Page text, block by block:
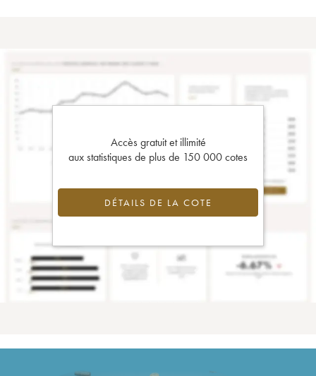
Accès gratuit et illimité
aux statistiques de plus de 150 000 cotes
DÉTAILS DE LA COTE